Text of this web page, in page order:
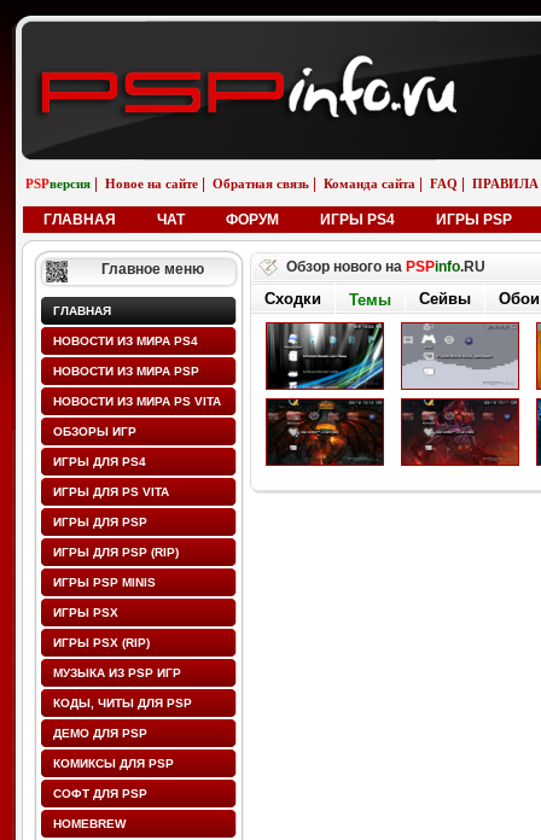
PSPверсия Новое на сайте Обратная связь Команда сайта FAQ ПРАВИЛА
ГЛАВНАЯ ЧАТ ФОРУМ ИГРЫ PS4 ИГРЫ PSP
Главное меню
ГЛАВНАЯ
НОВОСТИ ИЗ МИРА PS4
НОВОСТИ ИЗ МИРА PSP
НОВОСТИ ИЗ МИРА PS VITA
ОБЗОРЫ ИГР
ИГРЫ ДЛЯ PS4
ИГРЫ ДЛЯ PS VITA
ИГРЫ ДЛЯ PSP
ИГРЫ ДЛЯ PSP (RIP)
ИГРЫ PSP MINIS
ИГРЫ PSX
ИГРЫ PSX (RIP)
МУЗЫКА ИЗ PSP ИГР
КОДЫ, ЧИТЫ ДЛЯ PSP
ДЕМО ДЛЯ PSP
КОМИКСЫ ДЛЯ PSP
СОФТ ДЛЯ PSP
HOMEBREW
Обзор нового на PSPinfo.RU
Сходки Темы Сейвы Обои